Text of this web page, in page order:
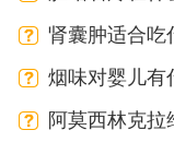
肾囊肿适合吃
烟味对婴儿有
阿莫西林克拉